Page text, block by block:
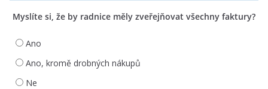
Myslíte si, že by radnice měly zveřejňovat všechny faktury?
Ano
Ano, kromě drobných nákupů
Ne